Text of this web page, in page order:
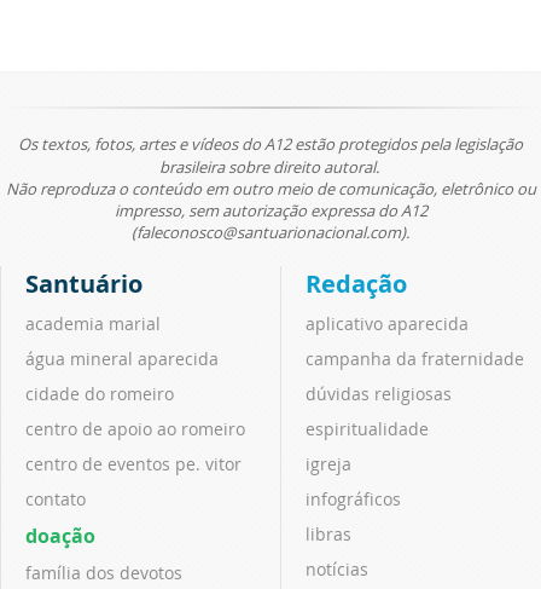
Os textos, fotos, artes e vídeos do A12 estão protegidos pela legislação
brasileira sobre direito autoral.
Não reproduza o conteúdo em outro meio de comunicação, eletrônico ou
impresso, sem autorização expressa do A12
(faleconosco@santuarionacional.com).
Santuário
academia marial
água mineral aparecida
cidade do romeiro
centro de apoio ao romeiro
centro de eventos pe. vitor
contato
doação
família dos devotos
Redação
aplicativo aparecida
campanha da fraternidade
dúvidas religiosas
espiritualidade
igreja
infográficos
libras
notícias